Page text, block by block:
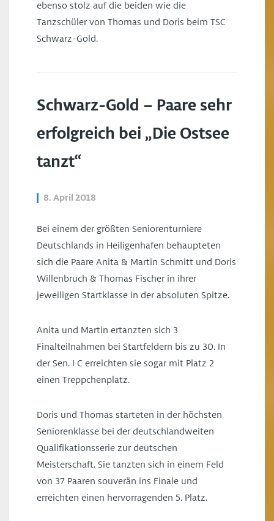
ebenso stolz auf die beiden wie die
Tanzschüler von Thomas und Doris beim TSC
Schwarz-Gold.
Schwarz-Gold – Paare sehr
erfolgreich bei „Die Ostsee
tanzt“
8. April 2018
Bei einem der größten Seniorenturniere
Deutschlands in Heiligenhafen behaupteten
sich die Paare Anita & Martin Schmitt und Doris
Willenbruch & Thomas Fischer in ihrer
jeweiligen Startklasse in der absoluten Spitze.
Anita und Martin ertanzten sich 3
Finalteilnahmen bei Startfeldern bis zu 30. In
der Sen. I C erreichten sie sogar mit Platz 2
einen Treppchenplatz.
Doris und Thomas starteten in der höchsten
Seniorenklasse bei der deutschlandweiten
Qualifikationsserie zur deutschen
Meisterschaft. Sie tanzten sich in einem Feld
von 37 Paaren souverän ins Finale und
erreichten einen hervorragenden 5. Platz.